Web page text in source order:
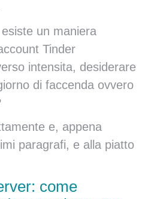
un maniera
Tinder
intensita, desiderare
di faccenda ovvero
e, appena
paragrafi, e alla piatto
come